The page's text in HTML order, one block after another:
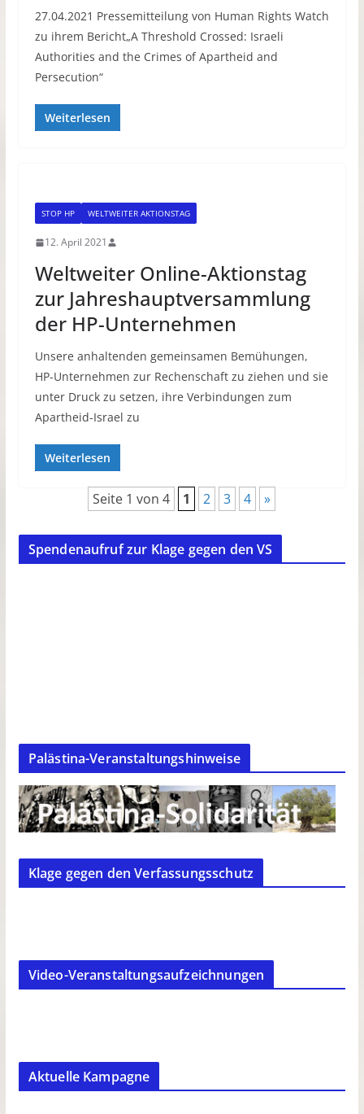
27.04.2021 Pressemitteilung von Human Rights Watch
zu ihrem Bericht„A Threshold Crossed: Israeli
Authorities and the Crimes of Apartheid and
Persecution“
Weiterlesen
STOP HP WELTWEITER AKTIONSTAG
12. April 2021
Weltweiter Online-Aktionstag
zur Jahreshauptversammlung
der HP-Unternehmen
Unsere anhaltenden gemeinsamen Bemühungen,
HP-Unternehmen zur Rechenschaft zu ziehen und sie
unter Druck zu setzen, ihre Verbindungen zum
Apartheid-Israel zu
Weiterlesen
Seite 1 von 4 1 2 3 4 »
Spendenaufruf zur Klage gegen den VS
Palästina-Veranstaltungshinweise
Klage gegen den Verfassungsschutz
Video-Veranstaltungsaufzeichnungen
Aktuelle Kampagne